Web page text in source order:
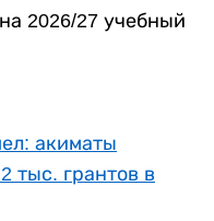
2026/27 учебный
акиматы
тыс. грантов в